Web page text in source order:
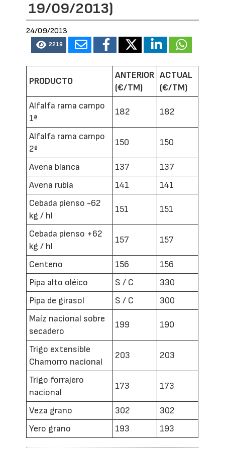
19/09/2013)
24/09/2013
2219
PRODUCTO
ANTERIOR
(€/TM)
ACTUAL
(€/TM)
Alfalfa rama campo
1ª
182 182
Alfalfa rama campo
2ª
150 150
Avena blanca 137
137
Avena rubia
141
141
Cebada pienso -62
kg / hl
151 151
Cebada pienso +62
kg / hl
157 157
Centeno 156
156
Pipa alto oléico
S / C
330
Pipa de girasol
S / C
300
Maíz nacional sobre
secadero
199 190
Trigo extensible
Chamorro nacional
203 203
Trigo forrajero
nacional
173 173
Veza grano 302
302
Yero grano
193 193